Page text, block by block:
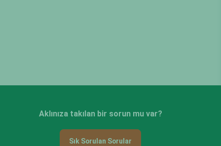
Aklınıza takılan bir sorun mu var?
Sık Sorulan Sorular